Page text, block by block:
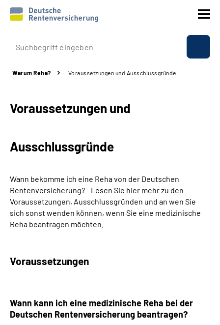
Prävention
Rente
Über uns & Presse
Online-Services
Warum Reha? Voraussetzungen und Ausschlussgründe
Voraussetzungen und
Ausschlussgründe
Wann bekomme ich eine Reha von der Deutschen
Rentenversicherung? - Lesen Sie hier mehr zu den
Voraussetzungen, Ausschlussgründen und an wen Sie
sich sonst wenden können, wenn Sie eine medizinische
Reha beantragen möchten.
Voraussetzungen
Wann kann ich eine medizinische Reha bei der
Deutschen Rentenversicherung beantragen?